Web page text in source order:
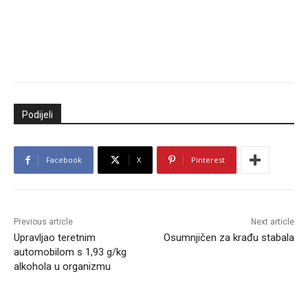
Podijeli
Facebook X Pinterest
Previous article
Upravljao teretnim
automobilom s 1,93 g/kg
alkohola u organizmu
Next article
Osumnjičen za krađu stabala